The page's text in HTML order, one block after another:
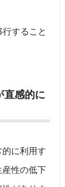
すること
直感的に
に利用す
産性の低下